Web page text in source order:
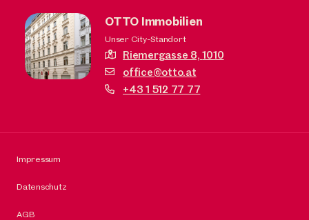
OTTO Immobilien
Unser City-Standort
Riemergasse 8,1010
office@otto.at
+43 1 512 77 77
Impressum
Datenschutz
AGB